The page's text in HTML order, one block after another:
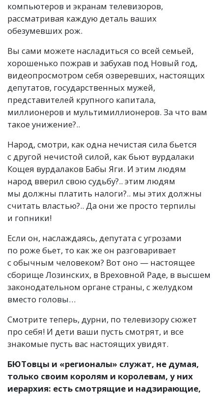
компьютеров и экранам телевизоров,
рассматривая каждую деталь ваших
обезумевших рож.
Вы сами можете насладиться со всей семьей,
хорошенько пожрав и забухав под Новый год,
видеопросмотром себя озверевших, настоящих
депутатов, государственных мужей,
представителей крупного капитала,
миллионеров и мультимиллионеров. За что вам
такое унижение?..
Народ, смотри, как одна нечистая сила бьется
с другой нечистой силой, как бьют вурдалаки
Кощея вурдалаков Бабы Яги. И этим людям
народ вверил свою судьбу?.. этим людям
мы должны платить налоги?.. мы этих должны
считать властью?.. Да они же просто терпилы
и гопники!
Если он, наслаждаясь, депутата с угрозами
по роже бьет, то как же он разговаривает
с обычным человеком? Вот оно — настоящее
сборище Лозинских, в Вреховной Раде, в высшем
законодательном органе страны, с желудком
вместо головы…
Смотрите теперь, дурни, по телевизору сюжет
про себя! И дети ваши пусть смотрят, и все
знакомые пусть вас настоящих увидят.
БЮТовцы и «регионалы» служат, не думая,
только своим королям и королевам, у них
иерархия: есть смотрящие и надзирающие,